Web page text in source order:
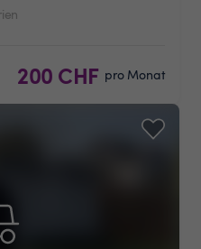
200 CHF pro Monat